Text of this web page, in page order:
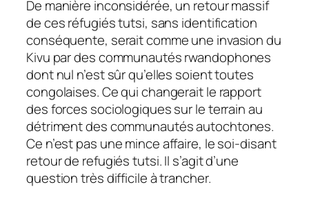
De manière inconsidérée, un retour massif
de ces réfugiés tutsi, sans identification
conséquente, serait comme une invasion du
Kivu par des communautés rwandophones
dont nul n’est sûr qu’elles soient toutes
congolaises. Ce qui changerait le rapport
des forces sociologiques sur le terrain au
détriment des communautés autochtones.
Ce n’est pas une mince affaire, le soi-disant
retour de refugiés tutsi. Il s’agit d’une
question très difficile à trancher.